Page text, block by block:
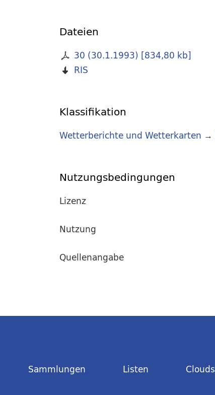
Dateien
30 (30.1.1993) [834,80 kb]
RIS
Klassifikation
Wetterberichte und Wetterkarten →
Nutzungsbedingungen
Lizenz
Nutzung
Quellenangabe
Sammlungen Listen Clouds